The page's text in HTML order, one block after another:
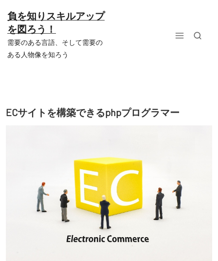
負を知りスキルアップ
を図ろう！
需要のある言語、そして需要の
ある人物像を知ろう
ECサイトを構築できるphpプログラマー